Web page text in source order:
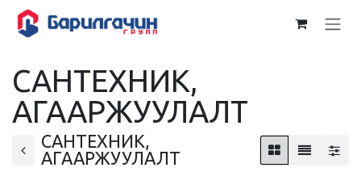
Skip to Content
САНТЕХНИК,
АГААРЖУУЛАЛТ
САНТЕХНИК,
АГААРЖУУЛАЛТ